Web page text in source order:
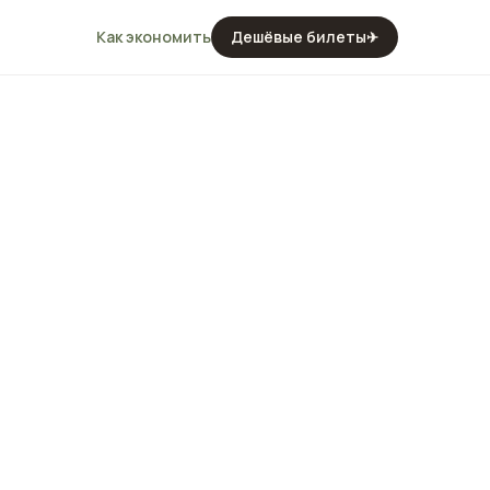
Как экономить Дешёвые билеты✈